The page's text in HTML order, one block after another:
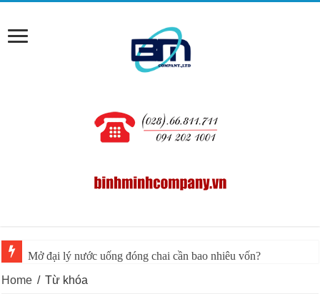
Mở đại lý nước uống đóng chai cần bao nhiêu vốn?
Home / Từ khóa